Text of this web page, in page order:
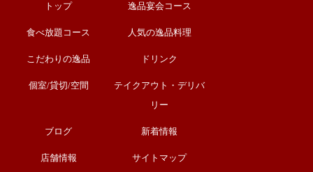
トップ 逸品宴会コース
食べ放題コース 人気の逸品料理
こだわりの逸品 ドリンク
個室/貸切/空間
テイクアウト・デリバ
リー
ブログ 新着情報
店舗情報 サイトマップ